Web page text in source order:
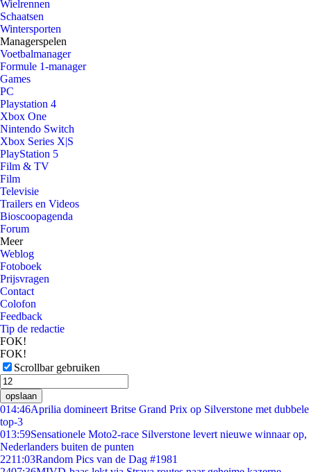
Wielrennen
Schaatsen
Wintersporten
Managerspelen
Voetbalmanager
Formule 1-manager
Games
PC
Playstation 4
Xbox One
Nintendo Switch
Xbox Series X|S
PlayStation 5
Film & TV
Film
Televisie
Trailers en Videos
Bioscoopagenda
Forum
Meer
Weblog
Fotoboek
Prijsvragen
Contact
Colofon
Feedback
Tip de redactie
FOK!
FOK!
Scrollbar gebruiken
opslaan
014:46Aprilia domineert Britse Grand Prix op Silverstone met dubbele
top-3
013:59Sensationele Moto2-race Silverstone levert nieuwe winnaar op,
Nederlanders buiten de punten
2211:03Random Pics van de Dag #1981